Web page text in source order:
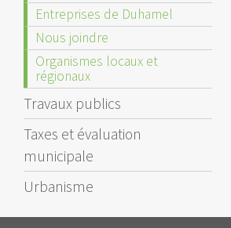
Entreprises de Duhamel
Nous joindre
Organismes locaux et
régionaux
Travaux publics
Taxes et évaluation
municipale
Urbanisme